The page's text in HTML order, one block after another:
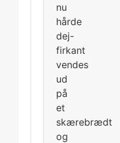
nu
hårde
dej-
firkant
vendes
ud
på
et
skærebrædt
og